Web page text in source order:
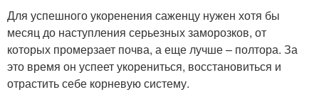
Для успешного укоренения саженцу нужен хотя бы
месяц до наступления серьезных заморозков, от
которых промерзает почва, а еще лучше – полтора. За
это время он успеет укорениться, восстановиться и
отрастить себе корневую систему.